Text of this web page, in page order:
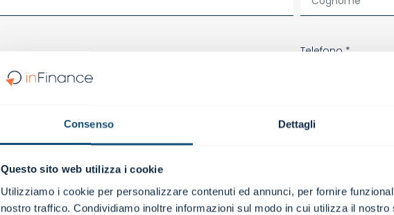
Consenso Dettagli
Questo sito web utilizza i cookie
Utilizziamo i cookie per personalizzare contenuti ed annunci, per fornire
nostro traffico. Condividiamo inoltre informazioni sul modo in cui utilizza il
Telefono *